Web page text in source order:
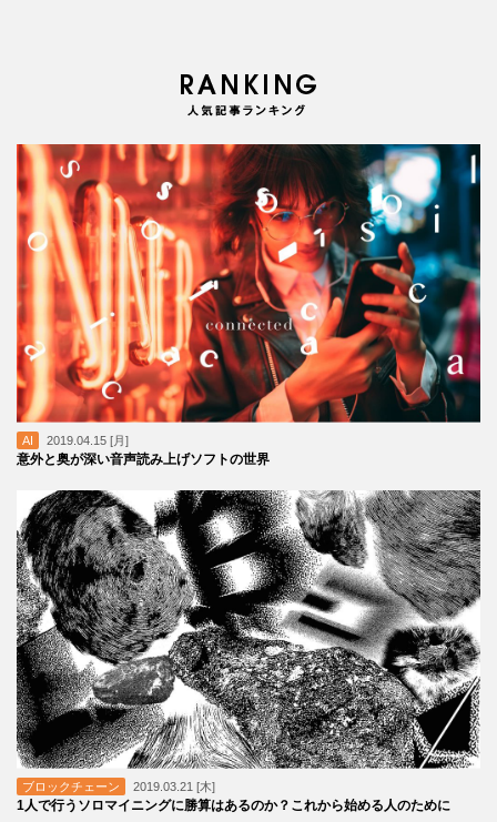
AI 2019.04.15 [月]
意外と奥が深い音声読み上げソフトの世界
ブロックチェーン 2019.03.21 [木]
1人で行うソロマイニングに勝算はあるのか？これから始める人のために